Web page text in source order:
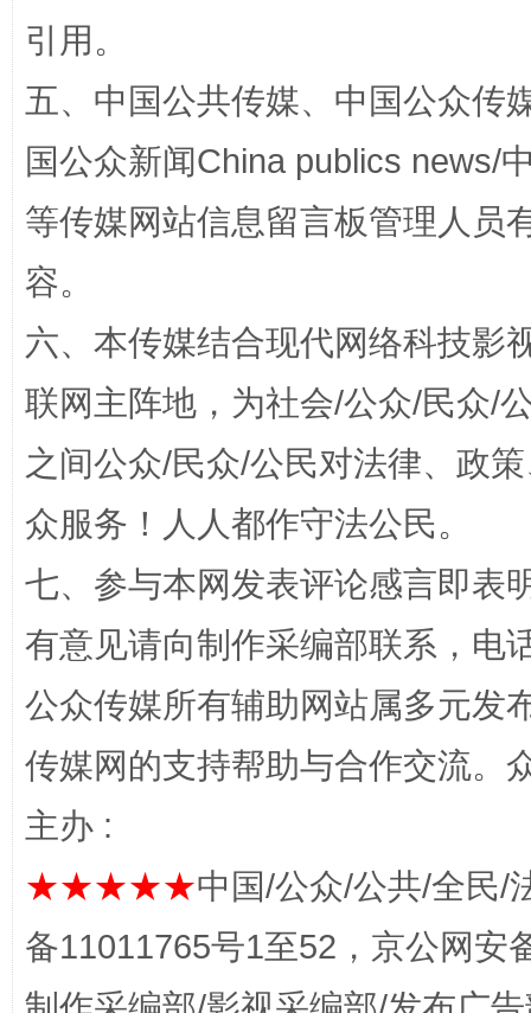
扯下公款旅游的“隐身衣” 如何以
“蜀中异人”王建安的艺术幻境
完善运行机制助力责任有效落实 一纸欠
引用。
五、中国公共传媒、中国公众传
国公众新闻China publics news/
等传媒网站信息留言板管理人员
容。
六、本传媒结合现代网络科技影
联网主阵地，为社会/公众/民众/
之间公众/民众/公民对法律、政
众服务！人人都作守法公民。
七、参与本网发表评论感言即表
有意见请向制作采编部联系，电
公众传媒所有辅助网站属多元发
传媒网的支持帮助与合作交流。
主办 :
★★★★★中国/公众/公共/全民/
备11011765号1至52，京公网安